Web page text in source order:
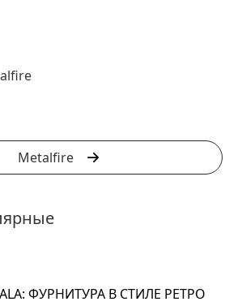
Metalfire
ФУРНИТУРА В СТИЛЕ РЕТРО